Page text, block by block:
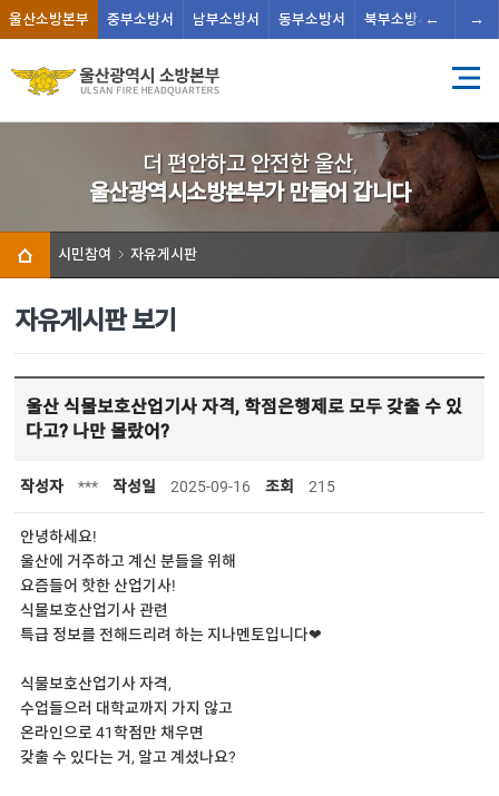
←
울산소방본부 중부소방서 남부소방서 동부소방서 북부소방서 남울주
→
더 편안하고 안전한 울산,
울산광역시소방본부가 만들어 갑니다
시민참여 자유게시판
자유게시판 보기
울산 식물보호산업기사 자격, 학점은행제로 모두 갖출 수 있
다고? 나만 몰랐어?
작성자 *** 작성일 2025-09-16 조회 215
안녕하세요!
울산에 거주하고 계신 분들을 위해
요즘들어 핫한 산업기사!
식물보호산업기사 관련
특급 정보를 전해드리려 하는 지나멘토입니다❤
식물보호산업기사 자격,
수업들으러 대학교까지 가지 않고
온라인으로 41학점만 채우면
갖출 수 있다는 거, 알고 계셨나요?